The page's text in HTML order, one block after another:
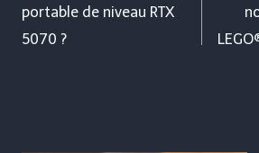
l’article
portable de niveau RTX
5070 ?